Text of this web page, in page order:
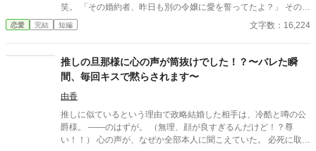
笑。 「その婚約者、昨日も別の令嬢に愛を誓ってたよ？」 その一
言から、元婚約者の嘘は次々と暴かれ、自滅の連続！ 泣くはずだ
った婚約破棄は、笑いと溺愛にあふれた人生逆転劇の幕開けだっ
恋愛 完結 短編 文字数：16,224
推しの旦那様に心の声が筒抜けでした！？〜バレた瞬
間、毎回キスで黙らされます〜
由香
推しに似ているという理由で政略結婚した相手は、冷酷と噂の公
爵様。 ――のはずが。 （無理、顔が良すぎるんだけど！？尊
い！！） 心の声が、なぜか全部本人に聞こえていた。 必死に取り